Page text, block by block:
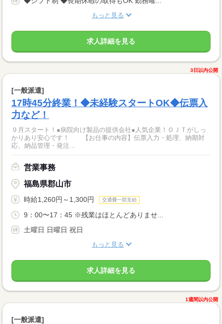
もっと見る
求人詳細を見る
3日以内公開
[一般派遣]
17時45分終業！◆未経験スタートOK◆伝票入
力など！
９月スタート！●病院向け製品の提供会社●人気企業！ＯＪＴがしっ
かりあり安心です！ 【お仕事の内容】伝票入力・処理、納期対
応、納品管理・発注...
営業事務
福島県郡山市
時給1,260円～1,300円 交通費一部支給
9：00〜17：45 ※残業はほとんどありませ...
土曜日 日曜日 祝日
もっと見る
求人詳細を見る
1週間以内公開
[一般派遣]